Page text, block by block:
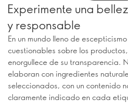
Experimente una
y responsable
En un mundo lleno de
cuestionables sobre los
enorgullece de su transparencia.
elaboran con ingredientes
seleccionados, con un contenido
claramente indicado en cada